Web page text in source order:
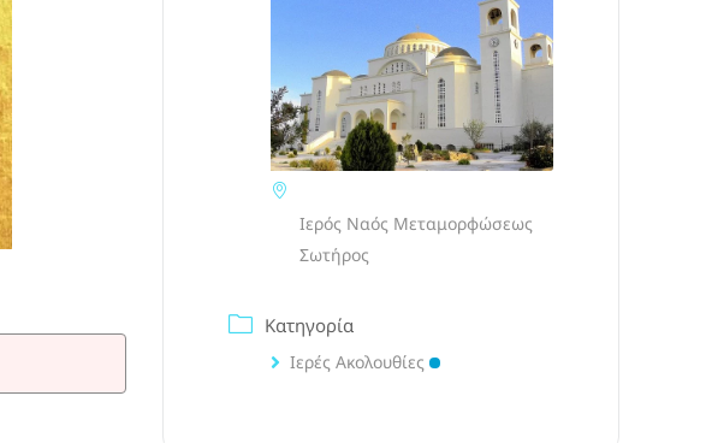
Ιερός Ναός Μεταμορφώσεως
Σωτήρος
Κατηγορία
Ιερές Ακολουθίες